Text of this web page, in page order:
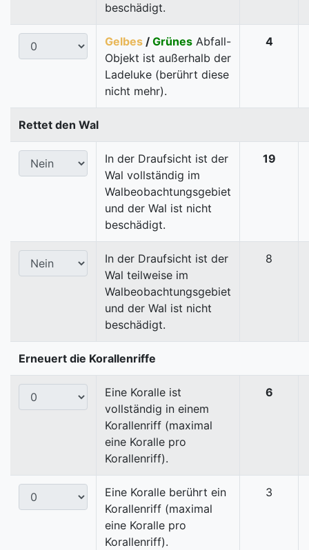
beschädigt.
Gelbes / Grünes Abfall-
Objekt ist außerhalb der
Ladeluke (berührt diese
nicht mehr).
4
Rettet den Wal
In der Draufsicht ist der
Wal vollständig im
Walbeobachtungsgebiet
und der Wal ist nicht
beschädigt.
19
In der Draufsicht ist der
Wal teilweise im
Walbeobachtungsgebiet
und der Wal ist nicht
beschädigt.
8
Erneuert die Korallenriffe
Eine Koralle ist
vollständig in einem
Korallenriff (maximal
eine Koralle pro
Korallenriff).
6
Eine Koralle berührt ein
Korallenriff (maximal
eine Koralle pro
Korallenriff).
3